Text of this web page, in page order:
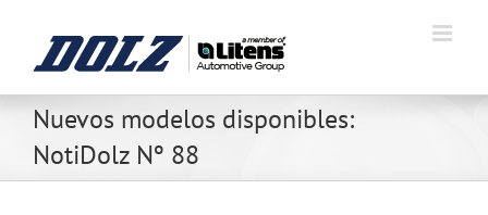
Nuevos modelos disponibles:
NotiDolz Nº 88